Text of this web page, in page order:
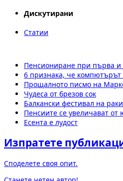
Дискутирани
Статии
Пенсиониране при първа и
6 признака, че компютърът
Прощалното писмо на
Чудеса от брезов сок
Балкански фестивал на
Пенсиите се увеличават от
Есента е лудост
Изпратете
Споделете своя опит.